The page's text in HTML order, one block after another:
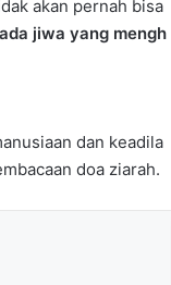
akan pernah bisa
jiwa yang mengh
dan keadila
doa ziarah.